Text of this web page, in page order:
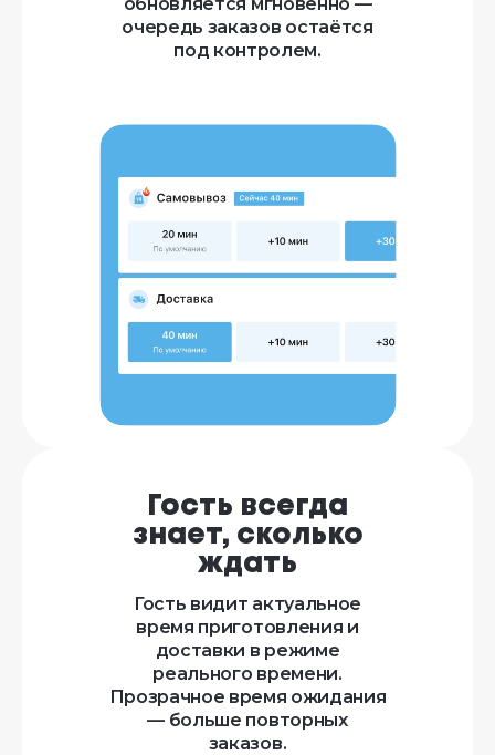
очередь заказов остаётся
под контролем.
Гость всегда
знает, сколько
ждать
Гость видит актуальное
время приготовления и
доставки в режиме
реального времени.
Прозрачное время ожидания
— больше повторных
заказов.